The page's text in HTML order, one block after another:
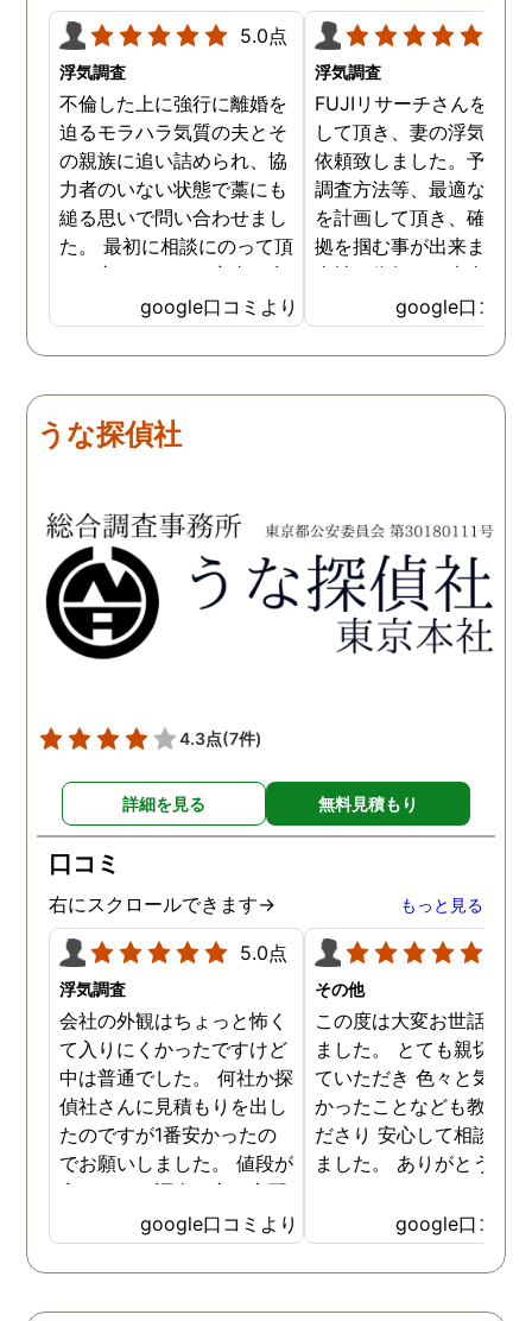
5.0点
浮気調査
不倫した上に強行に離婚を
迫るモラハラ気質の夫とそ
の親族に追い詰められ、協
力者のいない状態で藁にも
縋る思いで問い合わせまし
た。 最初に相談にのって頂
いた方も、とても率直に意
見を言っていただき、また
費用面も正直に答えていた
だき、私の望む結果を得る
言えないですが、それでも
少しでも低く抑えるアドバ
た。 調査も私の望む結果を
得るべく、尽力して頂き、
密に連絡をいただきなが
ら、丁寧に対応してくださ
いました。 おかげで、とて
も、不安で日々辛い気持ち
対応して頂いた上に、かな
り迅速に弁護士に関するア
ドバイスを頂き繋いで下さ
った事、本当に感謝してい
ます。
google口コミより
浮気調査
FUJIリサーチさんをご紹
して頂き、妻の浮気調査
依頼致しました。予算か
調査方法等、最適なやり
を計画して頂き、確実な
拠を掴む事が出来ました
当社に依頼して本当に良
ったと実感しております
依頼中にはいろいろな相
も聞いて頂き、救われる
謝しております。 私と
何かありましたらご相談
せて頂きたいと思います
google口コミ
うな探偵社
4.3点(7件)
詳細を見る 無料見積もり
口コミ
右にスクロールできます→ もっと見る
5.0点
浮気調査
会社の外観はちょっと怖く
て入りにくかったですけど
中は普通でした。 何社か探
偵社さんに見積もりを出し
たのですが1番安かったの
でお願いしました。 値段が
安いので、調査の方が心配
でしたがしっかり浮気の証
拠を押さえて頂けました。
ありがとう御座いました。
google口コミより
その他
この度は大変お世話にな
ました。 とても親切に
ていただき 色々と気付
かったことなども教えて
ださり 安心して相談が
ました。 ありがとうご
google口コミ